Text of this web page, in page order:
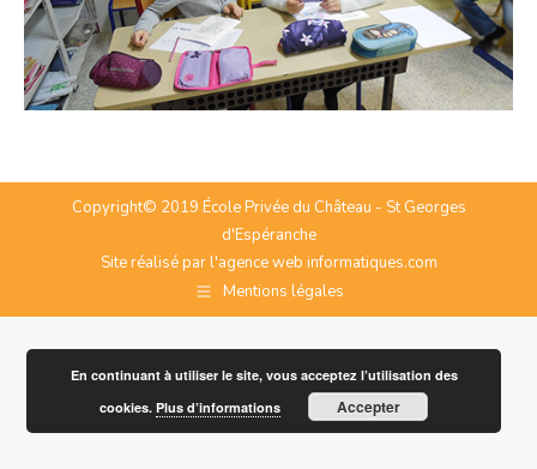
Copyright© 2019 École Privée du Château - St Georges
d'Espéranche
Site réalisé par l'agence web informatiques.com
Mentions légales
En continuant à utiliser le site, vous acceptez l’utilisation des
cookies.Plus d’informations Accepter